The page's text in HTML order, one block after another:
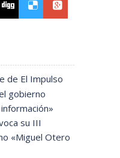
de El Impulso
gobierno
su III
«Miguel Otero